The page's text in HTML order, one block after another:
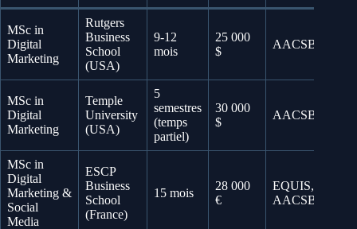
MSc in
Digital
Marketing
Rutgers
Business
School
(USA)
9-12
mois
25 000
$
AACSB
MSc in
Digital
Marketing
Temple
University
(USA)
5
semestres
(temps
partiel)
30 000
$
AACSB
MSc in
Digital
Marketing &
Social
Media
ESCP
Business
School
(France)
15 mois
28 000
€
EQUIS,
AACSB